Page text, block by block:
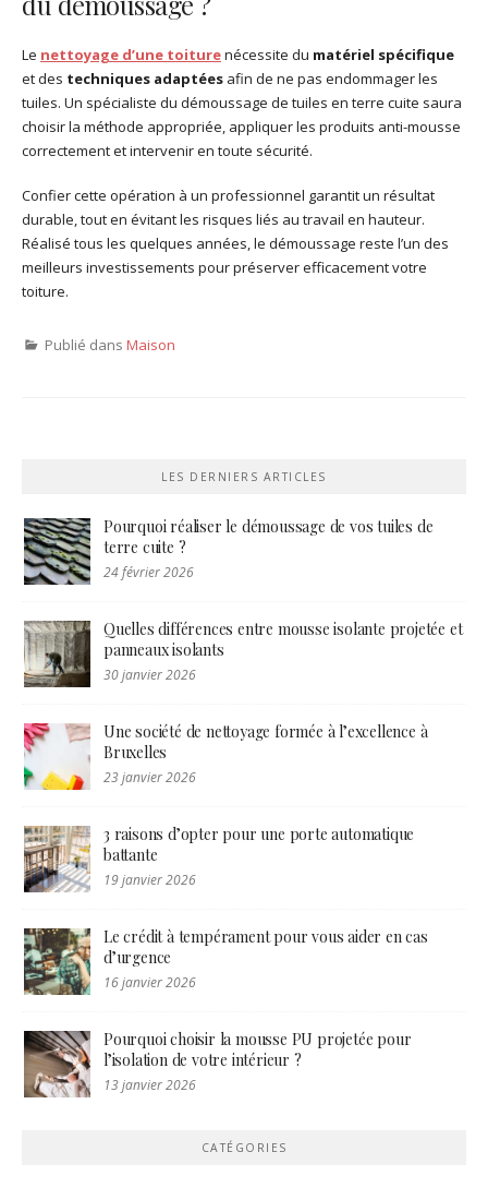
Le nettoyage d’une toiturenécessite du matériel spécifique
et des techniques adaptées afin de ne pas endommager les
tuiles. Un spécialiste du démoussage de tuiles en terre cuite saura
choisir la méthode appropriée, appliquer les produits anti-mousse
correctement et intervenir en toute sécurité.
Confier cette opération à un professionnel garantit un résultat
durable, tout en évitant les risques liés au travail en hauteur.
Réalisé tous les quelques années, le démoussage reste l’un des
meilleurs investissements pour préserver efficacement votre
toiture.
Publié dans Maison
LES DERNIERS ARTICLES
Pourquoi réaliser le démoussage de vos tuiles de
terre cuite ?
24 février 2026
Quelles différences entre mousse isolante projetée et
panneaux isolants
30 janvier 2026
Une société de nettoyage formée à l’excellence à
Bruxelles
23 janvier 2026
3 raisons d’opter pour une porte automatique
battante
19 janvier 2026
Le crédit à tempérament pour vous aider en cas
d’urgence
16 janvier 2026
Pourquoi choisir la mousse PU projetée pour
l’isolation de votre intérieur ?
13 janvier 2026
CATÉGORIES